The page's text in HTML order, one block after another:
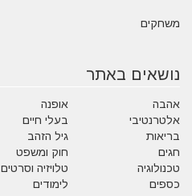
משחקים
נושאים באתר
אהבה אופנה
אלטרנטיבי
בעלי חיים
בריאות
גיל הזהב
חגים
חוק ומשפט
טכנולוגיה
טלויזיה וסרטים
כספים
לימודים